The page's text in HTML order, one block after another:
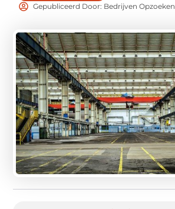
Gepubliceerd Door: Bedrijven Opzoeken